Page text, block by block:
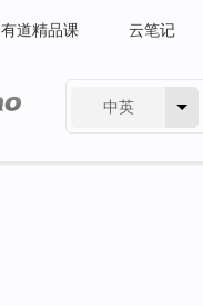
有道精品课 云笔记
中英